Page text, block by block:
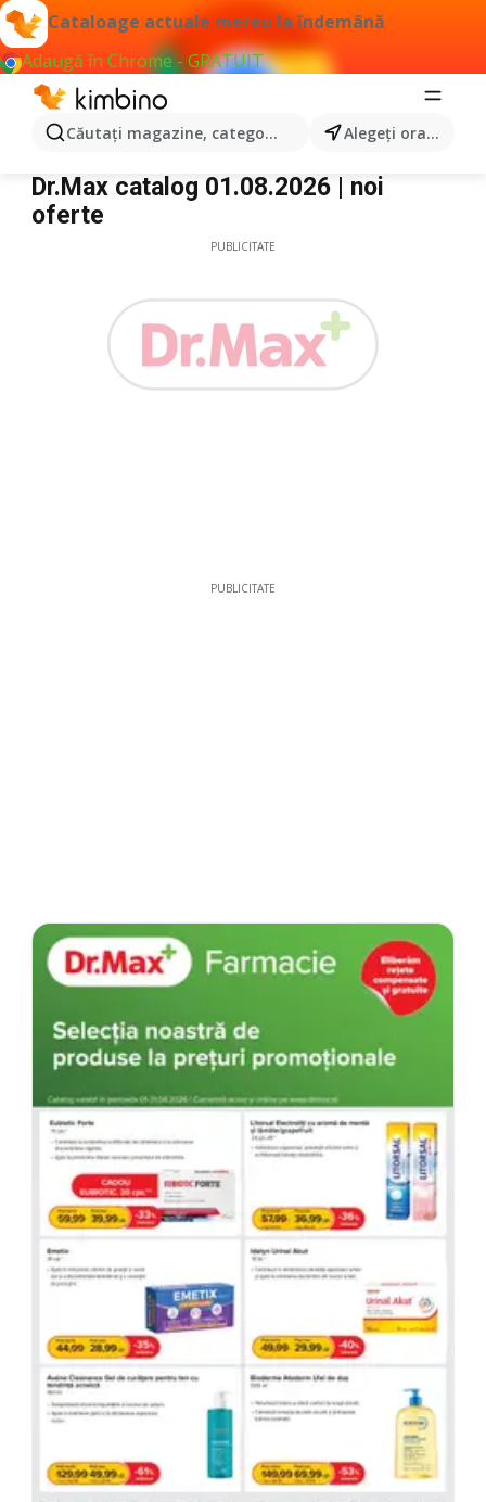
Cataloage actuale mereu la îndemână
Adaugă în Chrome - GRATUIT
Căutaţi magazine, categorii, produse... Alegeţi oraşul
Dr.Max
Dr.Max catalog 01.08.2026 | noi
oferte
PUBLICITATE
PUBLICITATE